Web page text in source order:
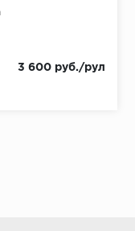
3 600 руб./рул